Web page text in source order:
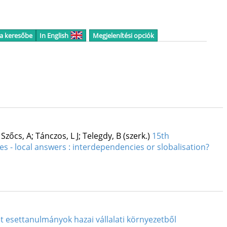
keresőbe In English Megjelenítési opciók
A; Tánczos, L J; Telegdy, B (szerk.) 15th
- local answers : interdependencies or slobalisation?
esettanulmányok hazai vállalati környezetből